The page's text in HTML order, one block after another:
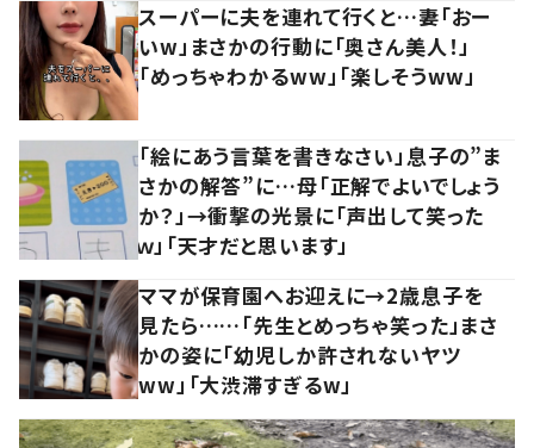
スーパーに夫を連れて行くと…妻「おー
いw」まさかの行動に「奥さん美人！」
「めっちゃわかるww」「楽しそうww」
「絵にあう言葉を書きなさい」息子の”ま
さかの解答”に…母「正解でよいでしょう
か？」→衝撃の光景に「声出して笑った
ｗ」「天才だと思います」
ママが保育園へお迎えに→2歳息子を
見たら……「先生とめっちゃ笑った」まさ
かの姿に「幼児しか許されないヤツ
ww」「大渋滞すぎるw」